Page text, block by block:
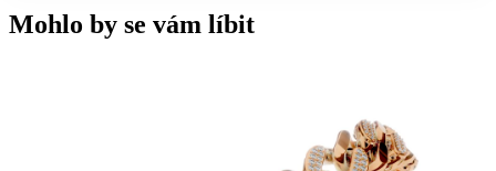
Mohlo by se vám líbit